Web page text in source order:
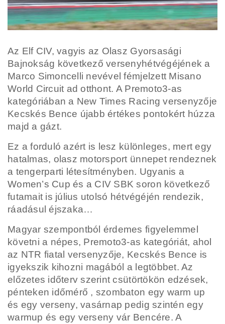
Az Elf CIV, vagyis az Olasz Gyorsasági
Bajnokság következő versenyhétvégéjének a
Marco Simoncelli nevével fémjelzett Misano
World Circuit ad otthont. A Premoto3-as
kategóriában a New Times Racing versenyzője
Kecskés Bence újabb értékes pontokért húzza
majd a gázt.
Ez a forduló azért is lesz különleges, mert egy
hatalmas, olasz motorsport ünnepet rendeznek
a tengerparti létesítményben. Ugyanis a
Women’s Cup és a CIV SBK soron következő
futamait is július utolsó hétvégéjén rendezik,
ráadásul éjszaka…
Magyar szempontból érdemes figyelemmel
követni a népes, Premoto3-as kategóriát, ahol
az NTR fiatal versenyzője, Kecskés Bence is
igyekszik kihozni magából a legtöbbet. Az
előzetes időterv szerint csütörtökön edzések,
pénteken időmérő , szombaton egy warm up
és egy verseny, vasárnap pedig szintén egy
warmup és egy verseny vár Bencére. A